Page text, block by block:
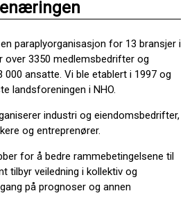
paraplyorganisasjon for 13 bransjer i
3350 medlemsbedrifter og
ansatte. Vi ble etablert i 1997 og
landsforeningen i NHO.
industri og eiendomsbedrifter,
og entreprenører.
for å bedre rammebetingelsene til
tilbyr veiledning i kollektiv og
på prognoser og annen